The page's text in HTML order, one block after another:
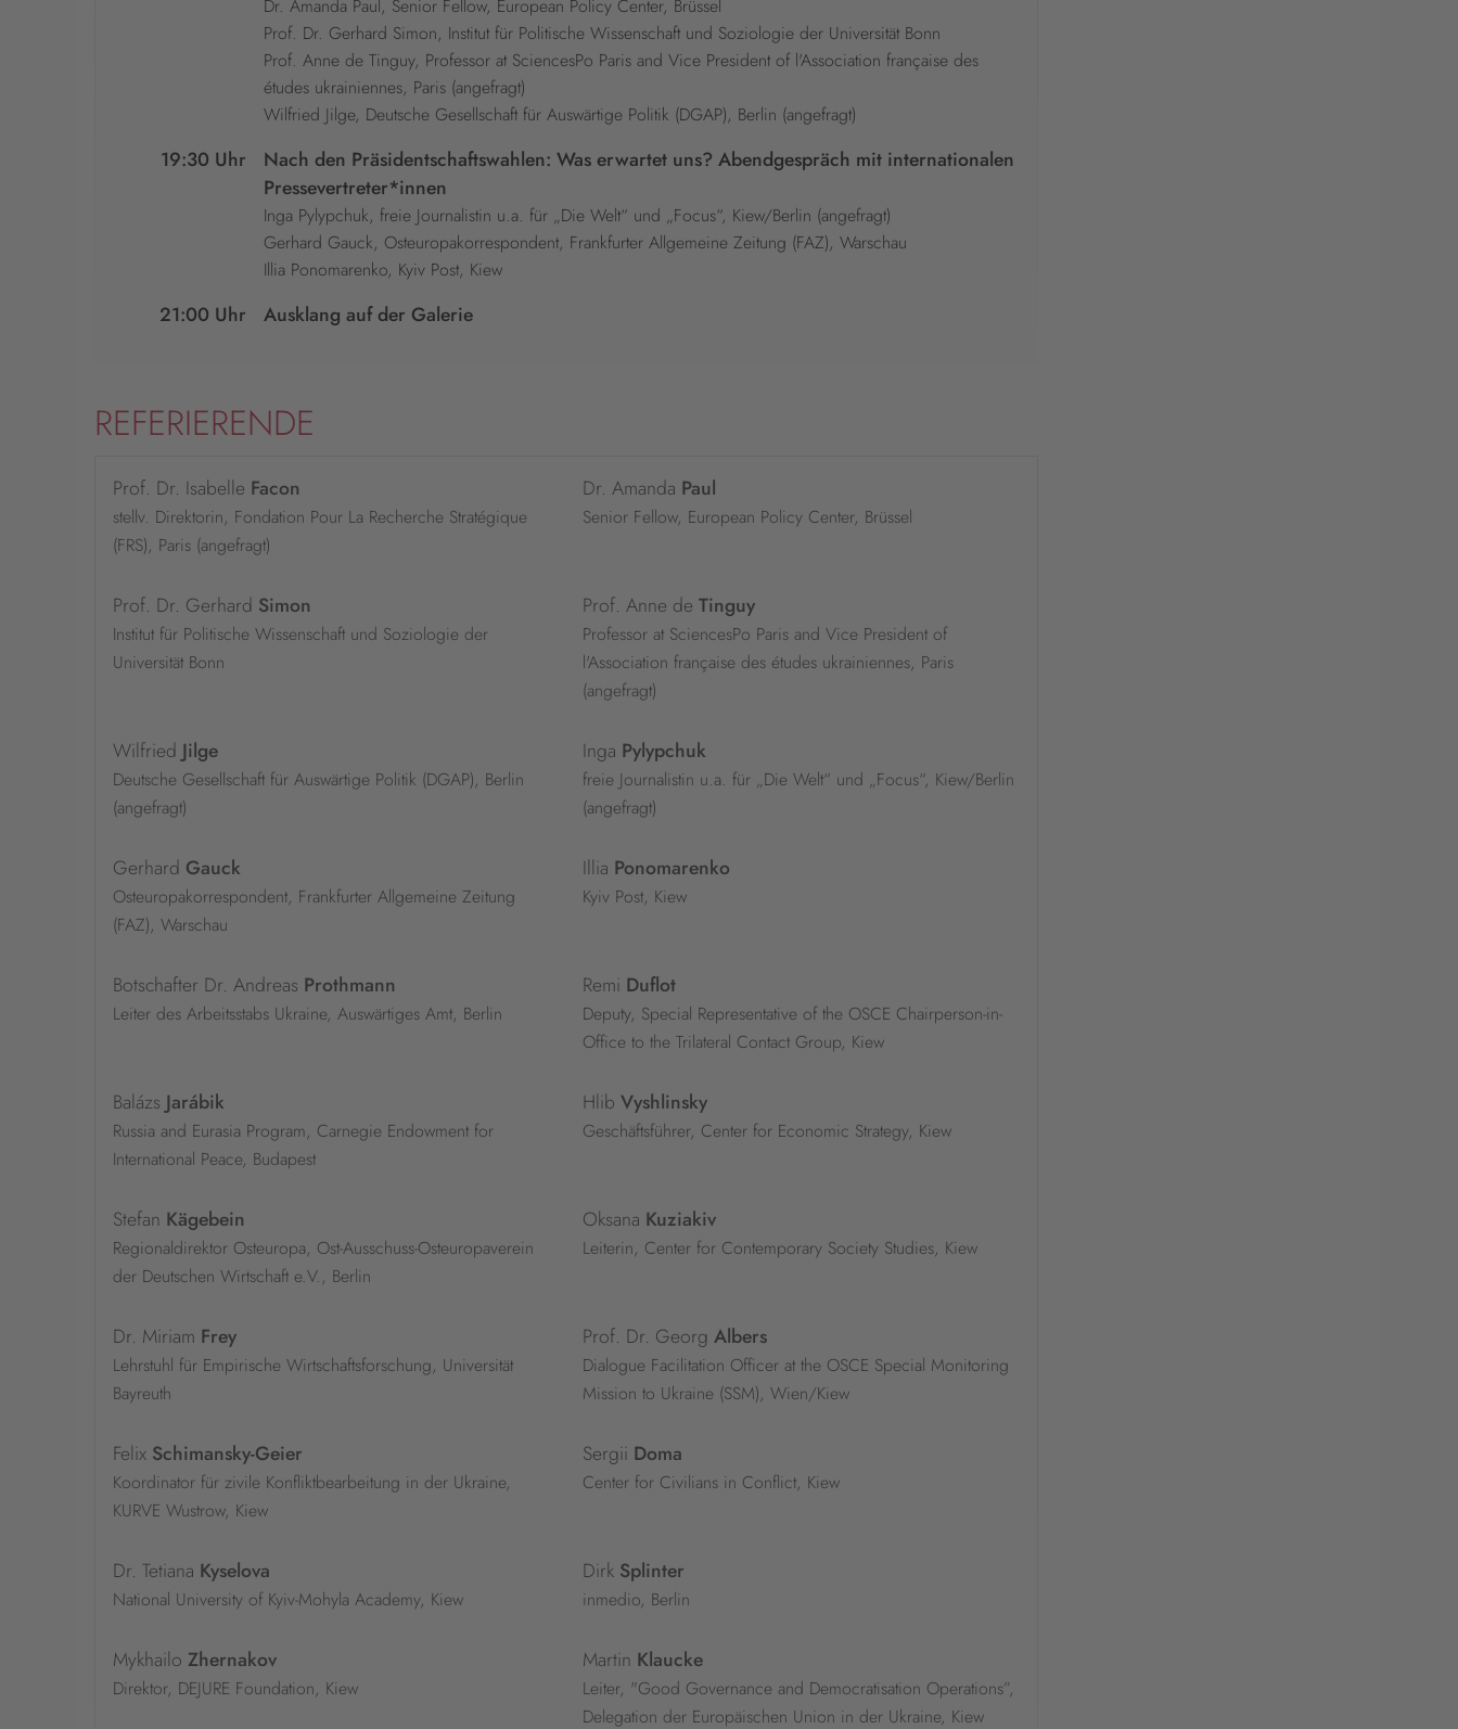
Dr. Amanda Paul, Senior Fellow, European Policy Center, Brüssel
Prof. Dr. Gerhard Simon, Institut für Politische Wissenschaft und Soziologie der Universität Bonn
Prof. Anne de Tinguy, Professor at SciencesPo Paris and Vice President of l'Association française des
études ukrainiennes, Paris (angefragt)
Wilfried Jilge, Deutsche Gesellschaft für Auswärtige Politik (DGAP), Berlin (angefragt)
19:30 Uhr
Nach den Präsidentschaftswahlen: Was erwartet uns? Abendgespräch mit internationalen
Pressevertreter*innen
Inga Pylypchuk, freie Journalistin u.a. für „Die Welt“ und „Focus“, Kiew/Berlin (angefragt)
Gerhard Gauck, Osteuropakorrespondent, Frankfurter Allgemeine Zeitung (FAZ), Warschau
Illia Ponomarenko, Kyiv Post, Kiew
21:00 Uhr Ausklang auf der Galerie
REFERIERENDE
Prof. Dr. Isabelle Facon
stellv. Direktorin, Fondation Pour La Recherche Stratégique
(FRS), Paris (angefragt)
Dr. Amanda Paul
Senior Fellow, European Policy Center, Brüssel
Prof. Dr. Gerhard Simon
Institut für Politische Wissenschaft und Soziologie der
Universität Bonn
Prof. Anne de Tinguy
Professor at SciencesPo Paris and Vice President of
l'Association française des études ukrainiennes, Paris
(angefragt)
Wilfried Jilge
Deutsche Gesellschaft für Auswärtige Politik (DGAP), Berlin
(angefragt)
Inga Pylypchuk
freie Journalistin u.a. für „Die Welt“ und „Focus“, Kiew/Berlin
(angefragt)
Gerhard Gauck
Osteuropakorrespondent, Frankfurter Allgemeine Zeitung
(FAZ), Warschau
Illia Ponomarenko
Kyiv Post, Kiew
Botschafter Dr. Andreas Prothmann
Leiter des Arbeitsstabs Ukraine, Auswärtiges Amt, Berlin
Remi Duflot
Deputy, Special Representative of the OSCE Chairperson-in-
Office to the Trilateral Contact Group, Kiew
Balázs Jarábik
Russia and Eurasia Program, Carnegie Endowment for
International Peace, Budapest
Hlib Vyshlinsky
Geschäftsführer, Center for Economic Strategy, Kiew
Stefan Kägebein
Regionaldirektor Osteuropa, Ost-Ausschuss-Osteuropaverein
der Deutschen Wirtschaft e.V., Berlin
Oksana Kuziakiv
Leiterin, Center for Contemporary Society Studies, Kiew
Dr. Miriam Frey
Lehrstuhl für Empirische Wirtschaftsforschung, Universität
Bayreuth
Prof. Dr. Georg Albers
Dialogue Facilitation Officer at the OSCE Special Monitoring
Mission to Ukraine (SSM), Wien/Kiew
Felix Schimansky-Geier
Koordinator für zivile Konfliktbearbeitung in der Ukraine,
KURVE Wustrow, Kiew
Sergii Doma
Center for Civilians in Conflict, Kiew
Dr. Tetiana Kyselova
National University of Kyiv-Mohyla Academy, Kiew
Dirk Splinter
inmedio, Berlin
Mykhailo Zhernakov
Direktor, DEJURE Foundation, Kiew
Martin Klaucke
Leiter, "Good Governance and Democratisation Operations”,
Delegation der Europäischen Union in der Ukraine, Kiew